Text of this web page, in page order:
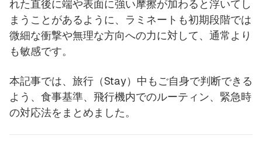
れた直後に端や表面に強い摩擦が加わると浮いてし
まうことがあるように、ラミネートも初期段階では
微細な衝撃や無理な方向への力に対して、通常より
も敏感です。
本記事では、旅行（Stay）中もご自身で判断できる
よう、食事基準、飛行機内でのルーティン、緊急時
の対応法をまとめました。